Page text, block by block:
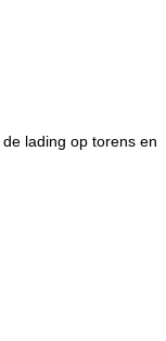
lading op torens en